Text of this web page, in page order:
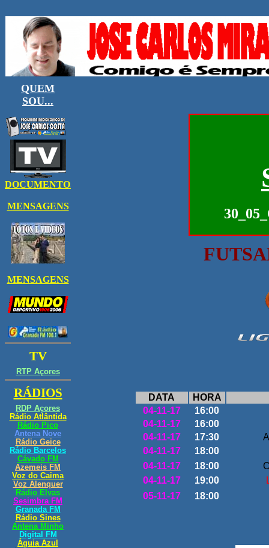
DATA
HORA
04-11-17
16:00
04-11-17
16:00
04-11-17
17:30
04-11-17
18:00
04-11-17
18:00
04-11-17
19:00
05-11-17
18:00